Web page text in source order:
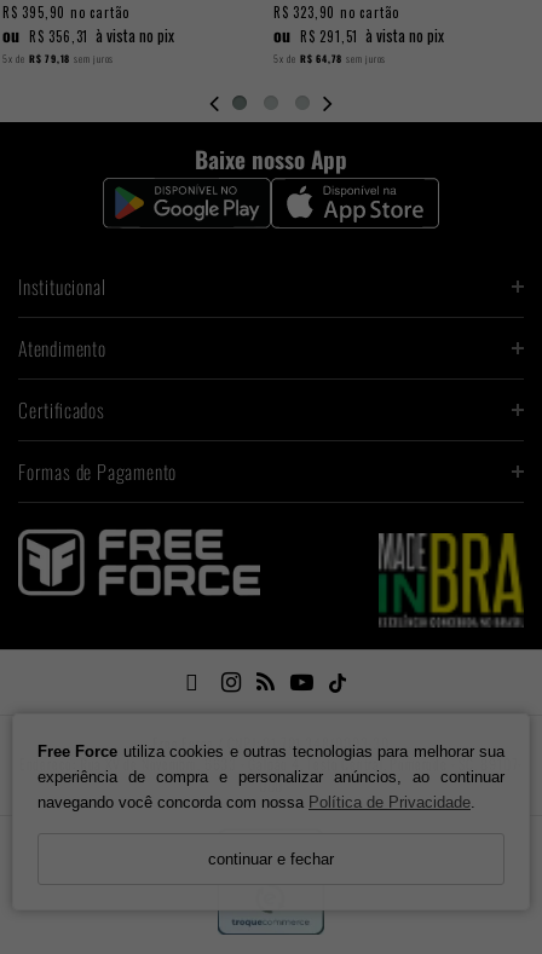
Free Force utiliza cookies e outras tecnologias para melhorar sua
experiência de compra e personalizar anúncios, ao continuar
navegando você concorda com nossa Política de Privacidade
continuar e fechar
R$ 395,90 no cartão
ou R$ 356,31 à vista no pix
5x de R$ 79,18 sem juros
R$ 323,90 no cartão
ou R$ 291,51 à vista no pix
5x de R$ 64,78 sem juros
Baixe nosso App
Institucional
Atendimento
Certificados
Formas de Pagamento

Free Force / CNPJ: 01.701.348/0003-30
Endereço: Rua XV de Novembro, 6633 - Galpão 4. Testo Central. Pomerode - SC, 89107-
000